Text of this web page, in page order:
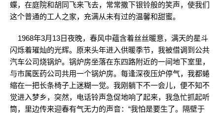
蝶，在庭院和胡同飞来飞去，常常撒下银铃般的笑声，使我们
这个普通的工人之家，充满从未有过的温馨和甜蜜。
1968年3月13日夜晚，春风中蕴含着丝丝暖意，满天的星斗
闪烁着璀灿的光辉。原来头年进入供暖季节，我被借调到公共
汽车公司烧锅炉。锅炉房坐落在东四路附近的一间地下室里，
与市属医药公司共用一个锅炉房。每逢深夜压炉停气，我都蜷
缩在一把长条椅子上迷糊一觉。我刚躺下不一会儿，便不知不
觉进入梦乡，突然，电话铃声急促地响了起来，我急忙抓起听
筒，里边传来迎春有气无力的声音：“我怕是要生了。隔壁于